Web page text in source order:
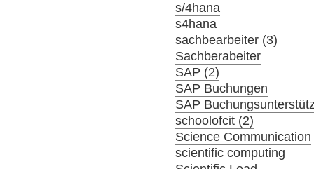
s/4hana
s4hana
sachbearbeiter (3)
Sachberabeiter
SAP (2)
SAP Buchungen
SAP
schoolofcit (2)
Science Communication
scientific computing